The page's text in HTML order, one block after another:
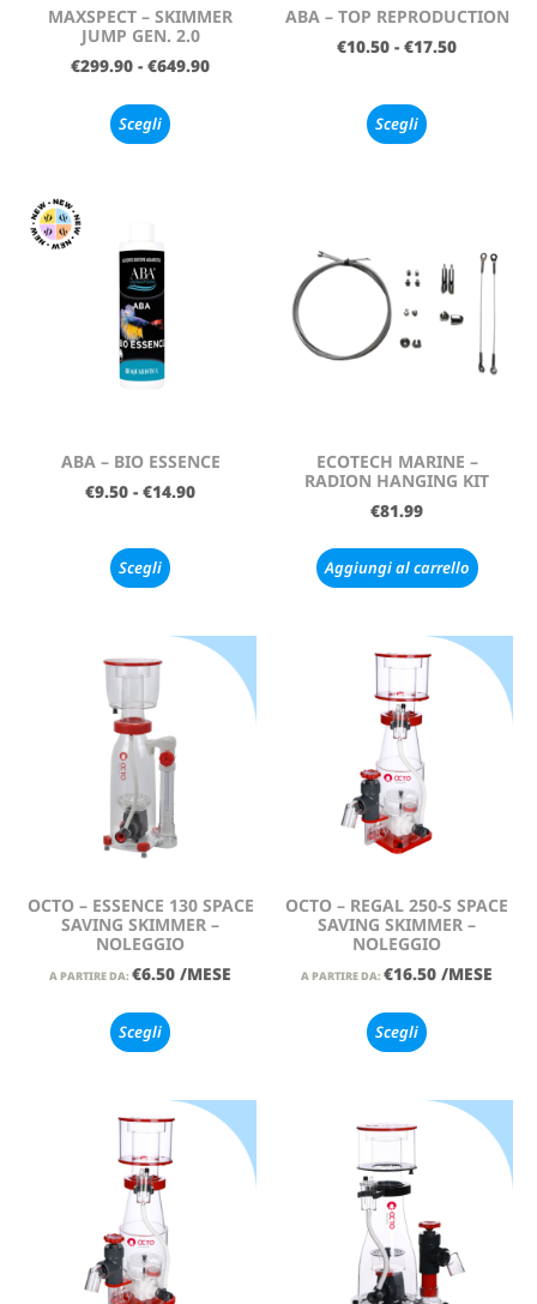
MAXSPECT – SKIMMER
JUMP GEN. 2.0
€299.90 - €649.90
Scegli
ABA – TOP REPRODUCTION
€10.50 - €17.50
Scegli
ABA – BIO ESSENCE
€9.50 - €14.90
Scegli
ECOTECH MARINE –
RADION HANGING KIT
€81.99
Aggiungi al carrello
OCTO – ESSENCE 130 SPACE
SAVING SKIMMER –
NOLEGGIO
A PARTIRE DA: €6.50 /MESE
Scegli
OCTO – REGAL 250-S SPACE
SAVING SKIMMER –
NOLEGGIO
A PARTIRE DA: €16.50 /MESE
Scegli